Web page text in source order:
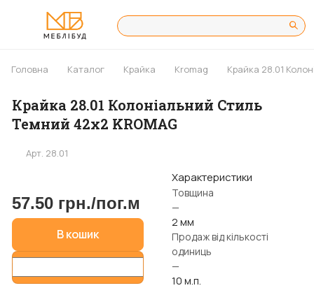
Головна Каталог Крайка Kromag Крайка 28.01
Крайка 28.01 Колоніальний Стиль
Темний 42х2 KROMAG
Арт. 28.01
57.50 грн./пог.м
В кошик
Характеристики
Товщина
—
2 мм
Продаж від кількості
одиниць
—
10 м.п.